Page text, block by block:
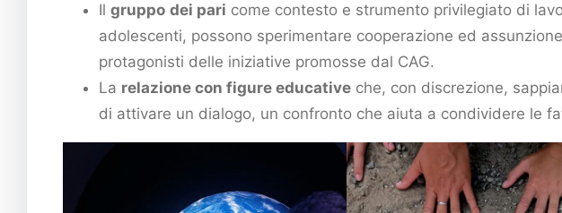
Il gruppo dei pari come contesto e strumento privilegiato di
adolescenti, possono sperimentare cooperazione ed
protagonisti delle iniziative promosse dal CAG.
La relazione con figure educative che, con discrezione,
di attivare un dialogo, un confronto che aiuta a condividere le